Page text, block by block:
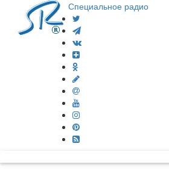
Специальное радио